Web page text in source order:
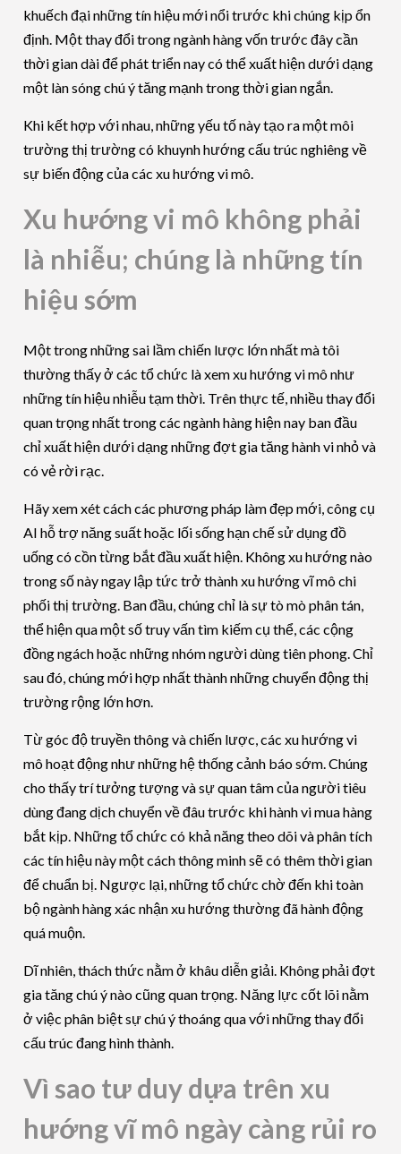
khuếch đại những tín hiệu mới nổi trước khi chúng kịp ổn
định. Một thay đổi trong ngành hàng vốn trước đây cần
thời gian dài để phát triển nay có thể xuất hiện dưới dạng
một làn sóng chú ý tăng mạnh trong thời gian ngắn.
Khi kết hợp với nhau, những yếu tố này tạo ra một môi
trường thị trường có khuynh hướng cấu trúc nghiêng về
sự biến động của các xu hướng vi mô.
Xu hướng vi mô không phải
là nhiễu; chúng là những tín
hiệu sớm
Một trong những sai lầm chiến lược lớn nhất mà tôi
thường thấy ở các tổ chức là xem xu hướng vi mô như
những tín hiệu nhiễu tạm thời. Trên thực tế, nhiều thay đổi
quan trọng nhất trong các ngành hàng hiện nay ban đầu
chỉ xuất hiện dưới dạng những đợt gia tăng hành vi nhỏ và
có vẻ rời rạc.
Hãy xem xét cách các phương pháp làm đẹp mới, công cụ
AI hỗ trợ năng suất hoặc lối sống hạn chế sử dụng đồ
uống có cồn từng bắt đầu xuất hiện. Không xu hướng nào
trong số này ngay lập tức trở thành xu hướng vĩ mô chi
phối thị trường. Ban đầu, chúng chỉ là sự tò mò phân tán,
thể hiện qua một số truy vấn tìm kiếm cụ thể, các cộng
đồng ngách hoặc những nhóm người dùng tiên phong. Chỉ
sau đó, chúng mới hợp nhất thành những chuyển động thị
trường rộng lớn hơn.
Từ góc độ truyền thông và chiến lược, các xu hướng vi
mô hoạt động như những hệ thống cảnh báo sớm. Chúng
cho thấy trí tưởng tượng và sự quan tâm của người tiêu
dùng đang dịch chuyển về đâu trước khi hành vi mua hàng
bắt kịp. Những tổ chức có khả năng theo dõi và phân tích
các tín hiệu này một cách thông minh sẽ có thêm thời gian
để chuẩn bị. Ngược lại, những tổ chức chờ đến khi toàn
bộ ngành hàng xác nhận xu hướng thường đã hành động
quá muộn.
Dĩ nhiên, thách thức nằm ở khâu diễn giải. Không phải đợt
gia tăng chú ý nào cũng quan trọng. Năng lực cốt lõi nằm
ở việc phân biệt sự chú ý thoáng qua với những thay đổi
cấu trúc đang hình thành.
Vì sao tư duy dựa trên xu
hướng vĩ mô ngày càng rủi ro